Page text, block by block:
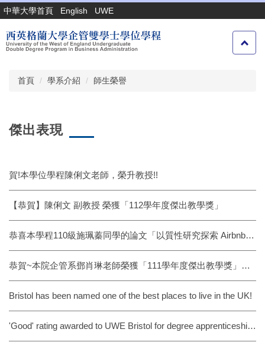
跳
到
主
要
中華大學首頁 English UWE
首頁 學系介紹 師生榮譽
傑出表現
賀!本學位學程陳俐文老師，榮升教授!!
【恭賀】陳俐文 副教授 榮獲「112學年度傑出教學獎」
恭喜本學程110級施珮蓁同學的論文「以質性研究探索 Airbnb 線上體驗的房東動態」榮獲收錄於【2024 工業管理與科技產業學術研討會】論文集！🚀🎓
恭賀~本院企管系鄧肖琳老師榮獲「111學年度傑出教學獎」之殊榮。
Bristol has been named one of the best places to live in the UK!
'Good' rating awarded to UWE Bristol for degree apprenticeship provision